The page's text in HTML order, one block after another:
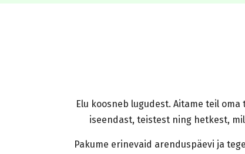
Elu koosneb lugudest. Aitame teil
iseendast, teistest ning hetkest,
Pakume erinevaid arenduspäevi ja